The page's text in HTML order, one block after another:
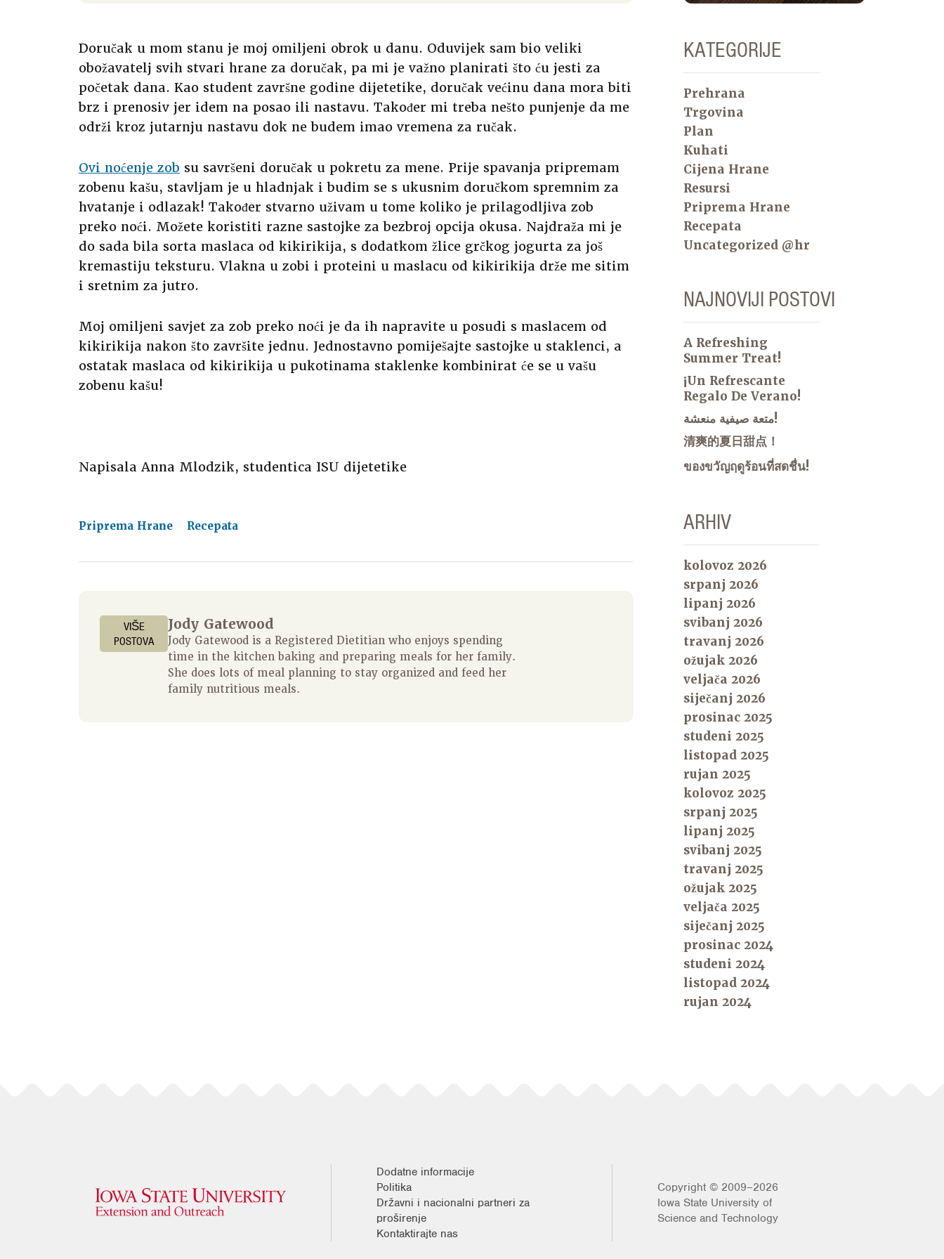
Doručak u mom stanu je moj omiljeni obrok u danu. Oduvijek sam bio veliki
obožavatelj svih stvari hrane za doručak, pa mi je važno planirati što ću jesti za
početak dana. Kao student završne godine dijetetike, doručak većinu dana mora biti
brz i prenosiv jer idem na posao ili nastavu. Također mi treba nešto punjenje da me
održi kroz jutarnju nastavu dok ne budem imao vremena za ručak.
Ovi noćenje zob su savršeni doručak u pokretu za mene. Prije spavanja pripremam
zobenu kašu, stavljam je u hladnjak i budim se s ukusnim doručkom spremnim za
hvatanje i odlazak! Također stvarno uživam u tome koliko je prilagodljiva zob
preko noći. Možete koristiti razne sastojke za bezbroj opcija okusa. Najdraža mi je
do sada bila sorta maslaca od kikirikija, s dodatkom žlice grčkog jogurta za još
kremastiju teksturu. Vlakna u zobi i proteini u maslacu od kikirikija drže me sitim
i sretnim za jutro.
Moj omiljeni savjet za zob preko noći je da ih napravite u posudi s maslacem od
kikirikija nakon što završite jednu. Jednostavno pomiješajte sastojke u staklenci, a
ostatak maslaca od kikirikija u pukotinama staklenke kombinirat će se u vašu
zobenu kašu!
Napisala Anna Mlodzik, studentica ISU dijetetike
Priprema Hrane Recepata
VIŠE
POSTOVA
Jody Gatewood
Jody Gatewood is a Registered Dietitian who enjoys spending
time in the kitchen baking and preparing meals for her family.
She does lots of meal planning to stay organized and feed her
family nutritious meals.
KATEGORIJE
Prehrana
Trgovina
Plan
Kuhati
Cijena Hrane
Resursi
Priprema Hrane
Recepata
Uncategorized @hr
NAJNOVIJI POSTOVI
A Refreshing
Summer Treat!
¡Un Refrescante
Regalo De Verano!
متعة صيفية منعشة!
清爽的夏日甜点！
ของขวัญฤดูร้อนที่สดชื่น!
ARHIV
kolovoz 2026
srpanj 2026
lipanj 2026
svibanj 2026
travanj 2026
ožujak 2026
veljača 2026
siječanj 2026
prosinac 2025
studeni 2025
listopad 2025
rujan 2025
kolovoz 2025
srpanj 2025
lipanj 2025
svibanj 2025
travanj 2025
ožujak 2025
veljača 2025
siječanj 2025
prosinac 2024
studeni 2024
listopad 2024
rujan 2024
Dodatne informacije
Politika
Državni i nacionalni partneri za
proširenje
Kontaktirajte nas
Copyright © 2009–2026
Iowa State University of
Science and Technology